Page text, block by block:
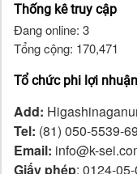
Thống kê truy cập
Đang online: 3
Tổng cộng: 170,471
Tổ chức phi lợi
Add:
Tel: (81) 050-5539-
Email: info@k-
Giấy phép: 0124-